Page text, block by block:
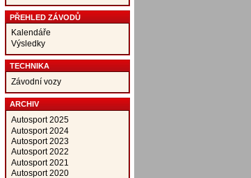
PŘEHLED ZÁVODŮ
Kalendáře
Výsledky
TECHNIKA
Závodní vozy
ARCHIV
Autosport 2025
Autosport 2024
Autosport 2023
Autosport 2022
Autosport 2021
Autosport 2020